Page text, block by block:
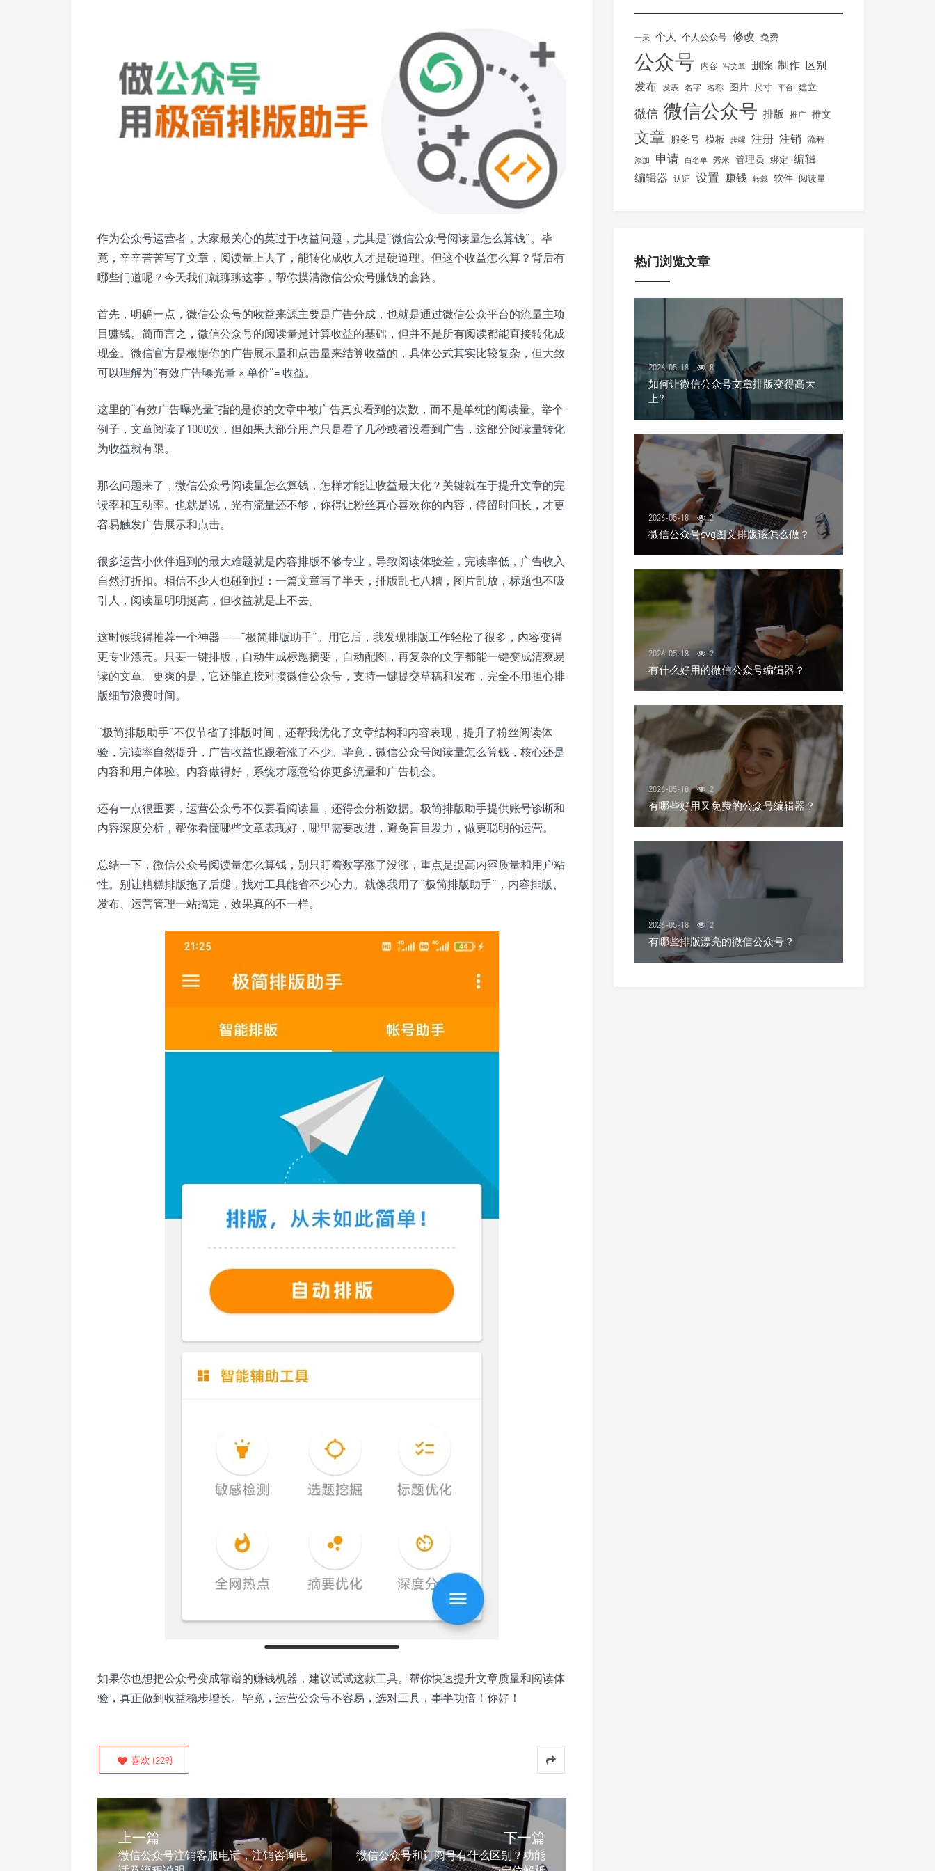
作为公众号运营者，大家最关心的莫过于收益问题，尤其是“微信公众号阅读量怎么算钱”。毕
竟，辛辛苦苦写了文章，阅读量上去了，能转化成收入才是硬道理。但这个收益怎么算？背后有
哪些门道呢？今天我们就聊聊这事，帮你摸清微信公众号赚钱的套路。
首先，明确一点，微信公众号的收益来源主要是广告分成，也就是通过微信公众平台的流量主项
目赚钱。简而言之，微信公众号的阅读量是计算收益的基础，但并不是所有阅读都能直接转化成
现金。微信官方是根据你的广告展示量和点击量来结算收益的，具体公式其实比较复杂，但大致
可以理解为“有效广告曝光量 × 单价”= 收益。
这里的“有效广告曝光量”指的是你的文章中被广告真实看到的次数，而不是单纯的阅读量。举个
例子，文章阅读了1000次，但如果大部分用户只是看了几秒或者没看到广告，这部分阅读量转化
为收益就有限。
那么问题来了，微信公众号阅读量怎么算钱，怎样才能让收益最大化？关键就在于提升文章的完
读率和互动率。也就是说，光有流量还不够，你得让粉丝真心喜欢你的内容，停留时间长，才更
容易触发广告展示和点击。
很多运营小伙伴遇到的最大难题就是内容排版不够专业，导致阅读体验差，完读率低，广告收入
自然打折扣。相信不少人也碰到过：一篇文章写了半天，排版乱七八糟，图片乱放，标题也不吸
引人，阅读量明明挺高，但收益就是上不去。
这时候我得推荐一个神器——“极简排版助手”。用它后，我发现排版工作轻松了很多，内容变得
更专业漂亮。只要一键排版，自动生成标题摘要，自动配图，再复杂的文字都能一键变成清爽易
读的文章。更爽的是，它还能直接对接微信公众号，支持一键提交草稿和发布，完全不用担心排
版细节浪费时间。
“极简排版助手”不仅节省了排版时间，还帮我优化了文章结构和内容表现，提升了粉丝阅读体
验，完读率自然提升，广告收益也跟着涨了不少。毕竟，微信公众号阅读量怎么算钱，核心还是
内容和用户体验。内容做得好，系统才愿意给你更多流量和广告机会。
还有一点很重要，运营公众号不仅要看阅读量，还得会分析数据。极简排版助手提供账号诊断和
内容深度分析，帮你看懂哪些文章表现好，哪里需要改进，避免盲目发力，做更聪明的运营。
总结一下，微信公众号阅读量怎么算钱，别只盯着数字涨了没涨，重点是提高内容质量和用户粘
性。别让糟糕排版拖了后腿，找对工具能省不少心力。就像我用了“极简排版助手”，内容排版、
发布、运营管理一站搞定，效果真的不一样。
如果你也想把公众号变成靠谱的赚钱机器，建议试试这款工具。帮你快速提升文章质量和阅读体
验，真正做到收益稳步增长。毕竟，运营公众号不容易，选对工具，事半功倍！你好！
喜欢 (229)
上一篇
微信公众号注销客服电话，注销咨询电
下一篇
微信公众号和订阅号有什么区别？功能
一天 个人 个人公众号 修改 免费
公众号 内容 写文章 删除 制作 区别
发布 发表 名字 名称 图片 尺寸 平台 建立
微信 微信公众号 排版 推广 推文
文章 服务号 模板 步骤 注册 注销 流程
添加 申请 白名单 秀米 管理员 绑定 编辑
编辑器
认证 设置 赚钱 转载 软件 阅读量
热门浏览文章
2026-05-18 8
如何让微信公众号文章排版变得高大
上?
2026-05-18 2
微信公众号svg图文排版该怎么做？
2026-05-18 2
有什么好用的微信公众号编辑器？
2026-05-18 2
有哪些好用又免费的公众号编辑器？
2026-05-18 2
有哪些排版漂亮的微信公众号？